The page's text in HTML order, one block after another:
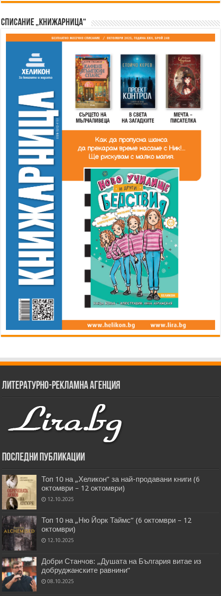
Списание „Книжарница“
Литературно-рекламна агенция
Последни публикации
Топ 10 на „Хеликон” за най-продавани книги (6
октомври – 12 октомври)
12.10.2025
Топ 10 на „Ню Йорк Таймс” (6 октомври – 12
октомври)
12.10.2025
Добри Станчов: „Душата на България витае из
добруджанските равнини“
08.10.2025